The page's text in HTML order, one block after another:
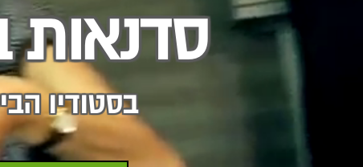
סדנאות
בסטודיו